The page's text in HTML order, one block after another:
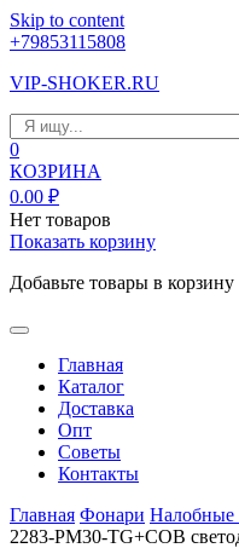
Skip to content
+79853115808
VIP-SHOKER.RU
0
КОЗРИНА
0.00 ₽
Нет товаров
Показать корзину
Добавьте товары в корзину
Главная
Каталог
Доставка
Опт
Советы
Контакты
Главная Фонари Налобные
2283-PM30-TG+COB